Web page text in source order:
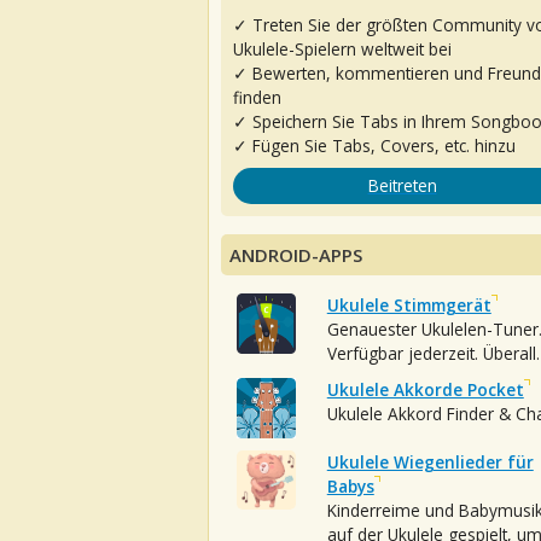
✓ Treten Sie der größten Community
Ukulele-Spielern weltweit bei
✓ Bewerten, kommentieren und
finden
✓ Speichern Sie Tabs in Ihrem
✓ Fügen Sie Tabs, Covers, etc. hinzu
Beitreten
ANDROID-APPS
Ukulele Stimmgerät
Genauester Ukulelen-Tuner.
Verfügbar jederzeit. Überall.
Ukulele Akkorde Pocket
Ukulele Akkord Finder &
Ukulele Wiegenlieder für
Babys
Kinderreime und
auf der Ukulele gespielt, um